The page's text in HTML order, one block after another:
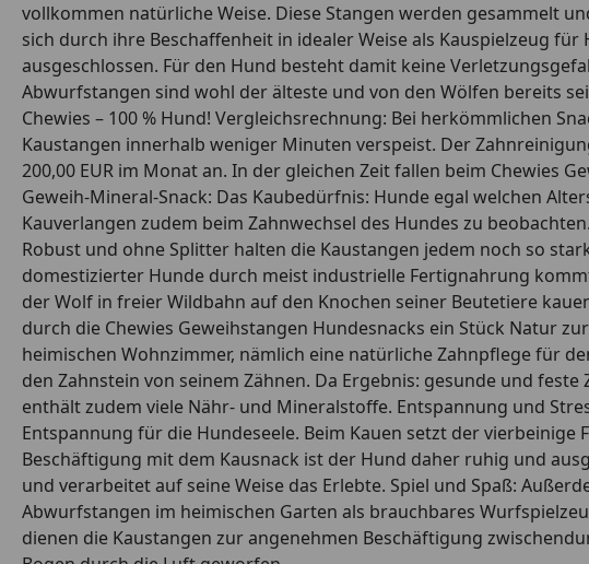
vollkommen natürliche Weise. Diese Stangen werden gesammelt
sich durch ihre Beschaffenheit in idealer Weise als Kauspielzeug
ausgeschlossen. Für den Hund besteht damit keine
Abwurfstangen sind wohl der älteste und von den Wölfen bereits
Chewies – 100 % Hund! Vergleichsrechnung: Bei herkömmlichen
Kaustangen innerhalb weniger Minuten verspeist. Der
200,00 EUR im Monat an. In der gleichen Zeit fallen beim Chewies
Geweih-Mineral-Snack: Das Kaubedürfnis: Hunde egal welchen
Kauverlangen zudem beim Zahnwechsel des Hundes zu
Robust und ohne Splitter halten die Kaustangen jedem noch so
domestizierter Hunde durch meist industrielle Fertignahrung
der Wolf in freier Wildbahn auf den Knochen seiner Beutetiere
durch die Chewies Geweihstangen Hundesnacks ein Stück Natur
heimischen Wohnzimmer, nämlich eine natürliche Zahnpflege für
den Zahnstein von seinem Zähnen. Da Ergebnis: gesunde und
enthält zudem viele Nähr- und Mineralstoffe. Entspannung und
Entspannung für die Hundeseele. Beim Kauen setzt der
Beschäftigung mit dem Kausnack ist der Hund daher ruhig und
und verarbeitet auf seine Weise das Erlebte. Spiel und Spaß:
Abwurfstangen im heimischen Garten als brauchbares
dienen die Kaustangen zur angenehmen Beschäftigung